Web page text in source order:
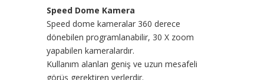
Speed Dome Kamera
Speed dome kameralar 360 derece
dönebilen programlanabilir, 30 X zoom
yapabilen kameralardır.
Kullanım alanları geniş ve uzun mesafeli
görüş gerektiren yerlerdir.